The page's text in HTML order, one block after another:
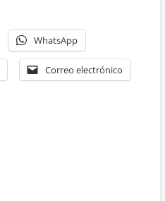
WhatsApp
Correo electrónico